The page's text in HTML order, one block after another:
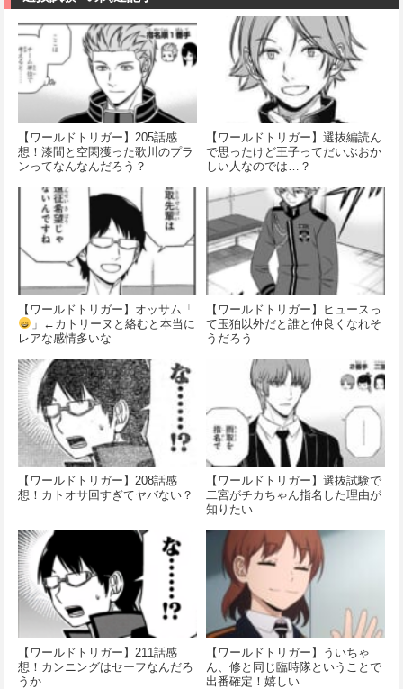
【ワールドトリガー】205話感
想！漆間と空閑獲った歌川のプラ
ンってなんなんだろう？
【ワールドトリガー】選抜編読ん
で思ったけど王子ってだいぶおか
しい人なのでは…？
【ワールドトリガー】オッサム「
」←カトリーヌと絡むと本当に
レアな感情多いな
【ワールドトリガー】ヒュースっ
て玉狛以外だと誰と仲良くなれそ
うだろう
【ワールドトリガー】208話感
想！カトオサ回すぎてヤバない？
【ワールドトリガー】選抜試験で
二宮がチカちゃん指名した理由が
知りたい
【ワールドトリガー】211話感
想！カンニングはセーフなんだろ
うか
【ワールドトリガー】ういちゃ
ん、修と同じ臨時隊ということで
出番確定！嬉しい